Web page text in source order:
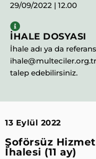
29/09/2022 | 12.00
İHALE DOSYASI
İhale adı ya da
talep edebilirsiniz.
13 Eylül 2022
Şoförsüz
İhalesi (11 ay)